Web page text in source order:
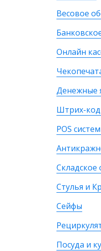
Весовое
Онлайн
Денежные
Штрих-
POS
Складское
Стулья и
Сейфы
Посуда и